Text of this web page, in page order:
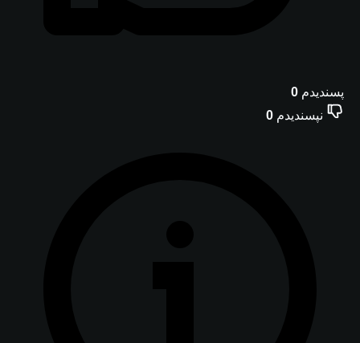
پسندیدم 0
نپسندیدم 0